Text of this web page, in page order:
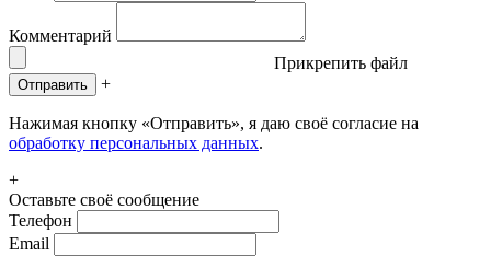
Комментарий
Прикрепить файл
Отправить +
Нажимая кнопку «Отправить», я даю своё согласие на
обработку персональных данных.
+
Оставьте своё сообщение
Телефон
Email